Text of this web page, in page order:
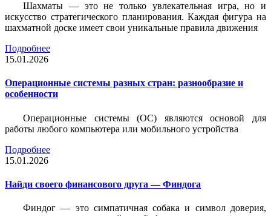
Шахматы — это не только увлекательная игра, но и
искусство стратегического планирования. Каждая фигура на
шахматной доске имеет свои уникальные правила движения
Подробнее
15.01.2026
Операционные системы разных стран: разнообразие и
особенности
Операционные системы (ОС) являются основой для
работы любого компьютера или мобильного устройства
Подробнее
15.01.2026
Найди своего финансового друга — Финдога
Финдог — это симпатичная собака и символ доверия,